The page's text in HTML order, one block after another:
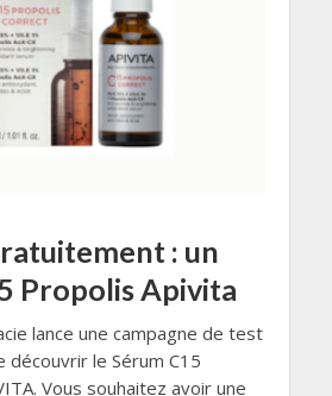
: un
Propolis Apivita
lance une campagne de test
le Sérum C15
Vous souhaitez avoir une